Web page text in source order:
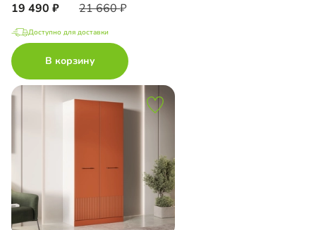
19 490 21 660
Доступно для доставки
В корзину